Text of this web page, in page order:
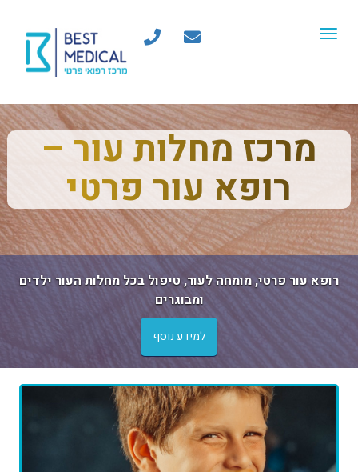
Toggle
מרכז מחלות עור –
רופא עור פרטי
רופא עור פרטי, מומחה לעור, טיפול בכל מחלות העור ילדים
ומבוגרים
למידע נוסף
Next